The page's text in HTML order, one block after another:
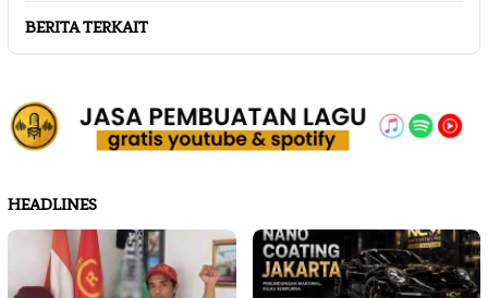
BERITA TERKAIT
HEADLINES